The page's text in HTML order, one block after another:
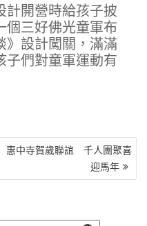
計開營時給孩子披
個三好佛光童軍布
》設計闖關，滿滿
子們對童軍運動有
惠中寺賀歲聯誼 千人團聚喜
迎馬年